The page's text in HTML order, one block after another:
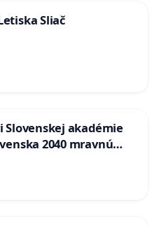
Sliač
akadémie
2040 mravnú